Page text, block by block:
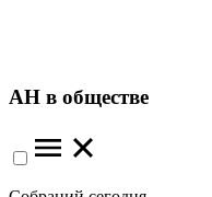
АН в обществе